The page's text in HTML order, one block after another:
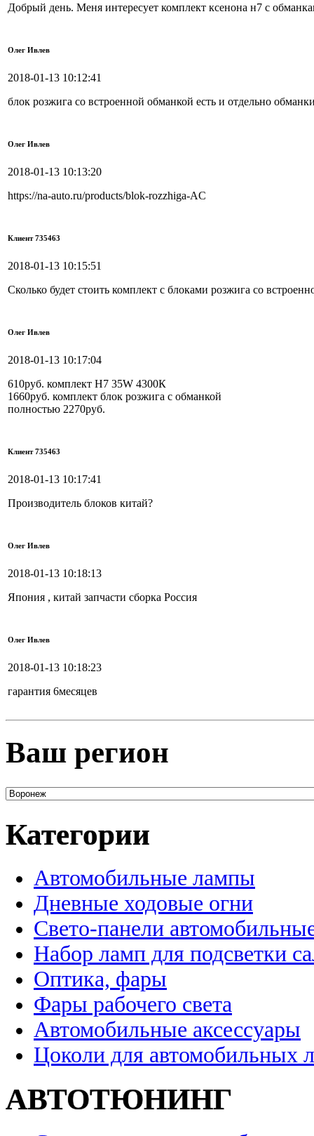
Добрый день. Меня интересует комплект ксенона н7 с
Олег Ивлев
2018-01-13 10:12:41
блок розжига со встроенной обманкой есть и отдельно
Олег Ивлев
2018-01-13 10:13:20
https://na-auto.ru/products/blok-rozzhiga-AC
Клиент 735463
2018-01-13 10:15:51
Сколько будет стоить комплект с блоками розжига со
Олег Ивлев
2018-01-13 10:17:04
610руб. комплект H7 35W 4300К
1660руб. комплект блок розжига с обманкой
полностью 2270руб.
Клиент 735463
2018-01-13 10:17:41
Производитель блоков китай?
Олег Ивлев
2018-01-13 10:18:13
Япония , китай запчасти сборка Россия
Олег Ивлев
2018-01-13 10:18:23
гарантия 6месяцев
Ваш регион
Категории
Автомобильные лампы
Дневные ходовые огни
Свето-панели
Набор ламп для подсветки
Оптика, фары
Фары рабочего света
Автомобильные аксессуары
Цоколи для автомобильных
АВТОТЮНИНГ